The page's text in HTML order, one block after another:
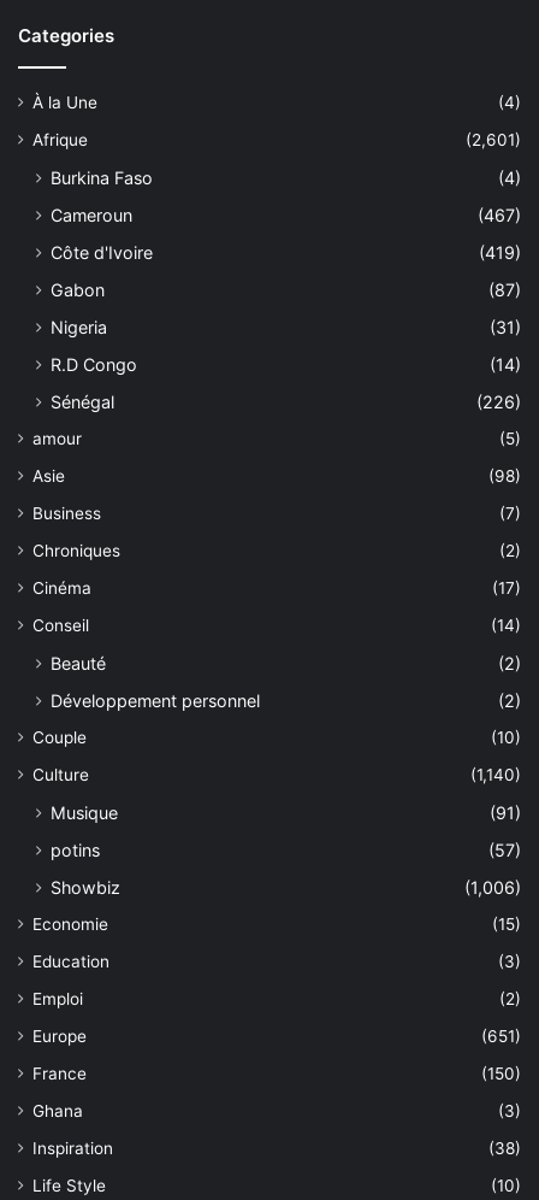
Categories
À la Une
(4)
Afrique
(2,601)
Burkina Faso
(4)
Cameroun
(467)
Côte d'Ivoire
(419)
Gabon
(87)
Nigeria
(31)
R.D Congo
(14)
Sénégal
(226)
amour
(5)
Asie
(98)
Business
(7)
Chroniques
(2)
Cinéma
(17)
Conseil
(14)
Beauté
(2)
Développement personnel
(2)
Couple
(10)
Culture
(1,140)
Musique
(91)
potins
(57)
Showbiz
(1,006)
Economie
(15)
Education
(3)
Emploi
(2)
Europe
(651)
France
(150)
Ghana
(3)
Inspiration
(38)
Life Style
(10)